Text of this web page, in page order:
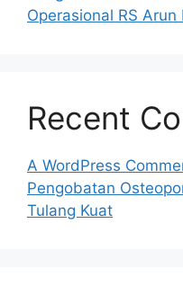
Operasional RS Arun
Recent
A WordPress
Pengobatan
Tulang Kuat